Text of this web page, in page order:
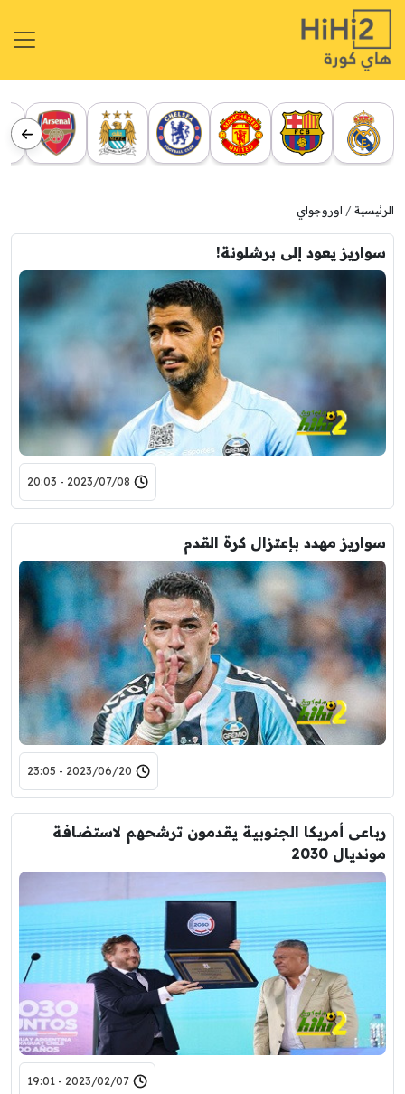
الرئيسية اوروجواي
سواريز يعود إلى برشلونة!
2023/07/08 - 20:03
سواريز مهدد بإعتزال كرة القدم
2023/06/20 - 23:05
رباعى أمريكا الجنوبية يقدمون ترشحهم لاستضافة
مونديال 2030
2023/02/07 - 19:01